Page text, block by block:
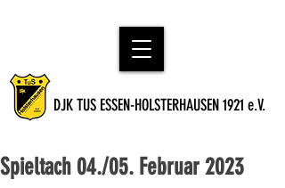
DJK TUS ESSEN-HOLSTERHAUSEN 1921 e.V.
Spieltach 04./05. Februar 2023